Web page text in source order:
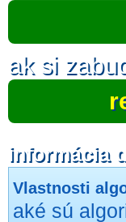
ak si
informácia
Vlastnosti
aké sú